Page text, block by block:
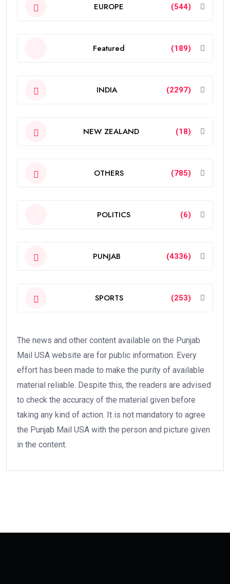
EUROPE (544)
Featured (189)
INDIA (2297)
NEW ZEALAND (18)
OTHERS (785)
POLITICS (6)
PUNJAB (4336)
SPORTS (253)
The news and other content available on the Punjab
Mail USA website are for public information. Every
effort has been made to make the purity of available
material reliable. Despite this, the readers are advised
to check the accuracy of the material given before
taking any kind of action. It is not mandatory to agree
the Punjab Mail USA with the person and picture given
in the content.